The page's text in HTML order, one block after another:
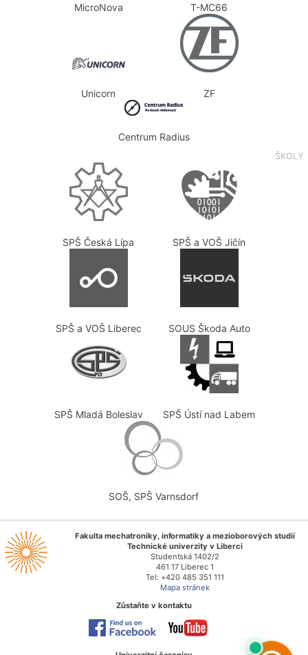
MicroNova T-MC66
Unicorn ZF
Centrum Radius
ŠKOLY
SPŠ Česká Lípa SPŠ a VOŠ Jičín
SPŠ a VOŠ Liberec SOUS Škoda Auto
SPŠ Mladá Boleslav SPŠ Ústí nad Labem
SOŠ, SPŠ Varnsdorf
Fakulta mechatroniky, informatiky a mezioborových studií
Technické univerzity v Liberci
Studentská 1402/2
461 17 Liberec 1
Tel: +420 485 351 111
Mapa stránek
Zůstaňte v kontaktu